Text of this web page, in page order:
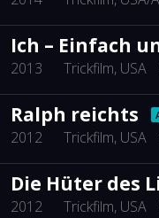
Ich – Einfach
2013 Trickfilm, USA
Ralph reichts
2012 Trickfilm, USA
Die Hüter des
2012 Trickfilm, USA